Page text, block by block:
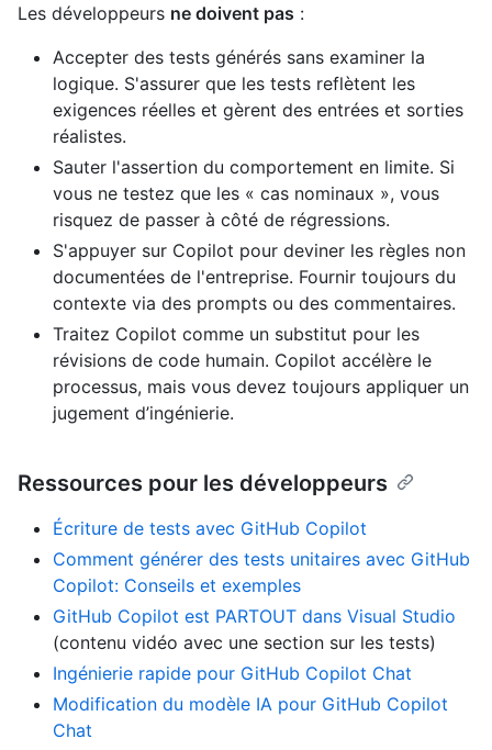
Les développeurs ne doivent pas :
Accepter des tests générés sans examiner la
logique. S'assurer que les tests reflètent les
exigences réelles et gèrent des entrées et sorties
réalistes.
Sauter l'assertion du comportement en limite. Si
vous ne testez que les « cas nominaux », vous
risquez de passer à côté de régressions.
S'appuyer sur Copilot pour deviner les règles non
documentées de l'entreprise. Fournir toujours du
contexte via des prompts ou des commentaires.
Traitez Copilot comme un substitut pour les
révisions de code humain. Copilot accélère le
processus, mais vous devez toujours appliquer un
jugement d’ingénierie.
Ressources pour les développeurs
Écriture de tests avec GitHub Copilot
Comment générer des tests unitaires avec GitHub
Copilot: Conseils et exemples
GitHub Copilot est PARTOUT dans Visual Studio
(contenu vidéo avec une section sur les tests)
Ingénierie rapide pour GitHub Copilot Chat
Modification du modèle IA pour GitHub Copilot
Chat